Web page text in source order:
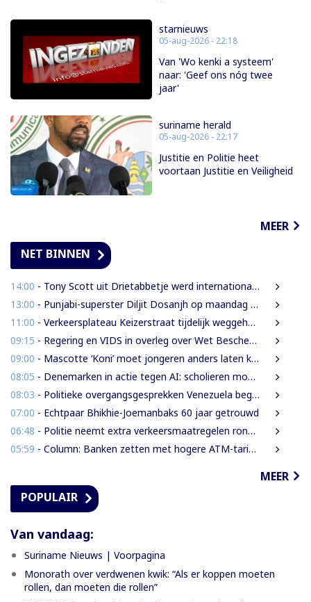
starnieuws
05-aug-2026 - 22:18
Van 'Wo kenki a systeem'
naar: 'Geef ons nóg twee
jaar'
suriname herald
05-aug-2026 - 22:17
Justitie en Politie heet
voortaan Justitie en Veiligheid
MEER
NET BINNEN
14:00 - Tony Scott uit Drietabbetje werd internationaal bekend door zijn hiphouse muziek
13:00 - Punjabi-superster Diljit Dosanjh op maandag 7 september in Ziggo Dome
11:00 - Verkeersplateau Keizerstraat tijdelijk weggehaald vanwege chaos rond Domineestraat
09:15 - Regering en VIDS in overleg over Wet Bescherming Woon- en Leefgebieden
09:00 - Mascotte ‘Koni’ moet jongeren anders laten kijken naar Surinaamse houtsector
08:05 - Denemarken in actie tegen AI: scholieren moeten extra mondelinge examens doen
08:03 - Politieke overgangsgesprekken Venezuela beginnen zonder Machado
07:00 - Echtpaar Bhikhie-Joemanbaks 60 jaar getrouwd
06:48 - Politie neemt extra verkeersmaatregelen rond afgesloten Domineestraat
05:59 - Column: Banken zetten met hogere ATM-tarieven digitale economie op achterstand
MEER
POPULAIR
Van vandaag:
Suriname Nieuws | Voorpagina
Monorath over verdwenen kwik: “Als er koppen moeten
rollen, dan moeten die rollen”